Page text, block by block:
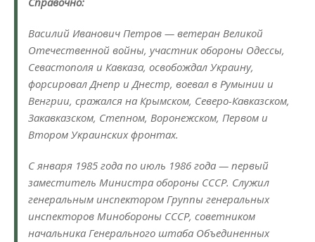
Василий Иванович Петров — ветеран Великой
Отечественной войны, участник обороны Одессы,
Севастополя и Кавказа, освобождал Украину,
форсировал Днепр и Днестр, воевал в Румынии и
Венгрии, сражался на Крымском, Северо-Кавказском,
Закавказском, Степном, Воронежском, Первом и
Втором Украинских фронтах.
С января 1985 года по июль 1986 года — первый
заместитель Министра обороны СССР. Служил
генеральным инспектором Группы генеральных
инспекторов Минобороны СССР, советником
начальника Генерального штаба Объединенных